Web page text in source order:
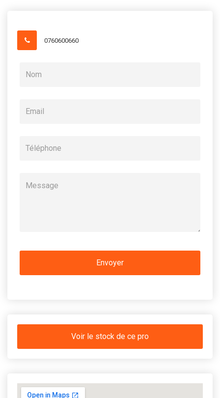
0760600660
Voir le stock de ce pro